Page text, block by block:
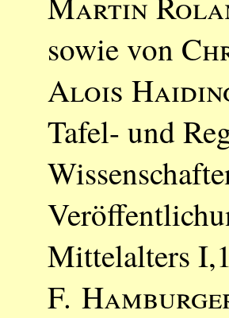
sowie von
Alois
Tafel- und
Mittelalters
F.